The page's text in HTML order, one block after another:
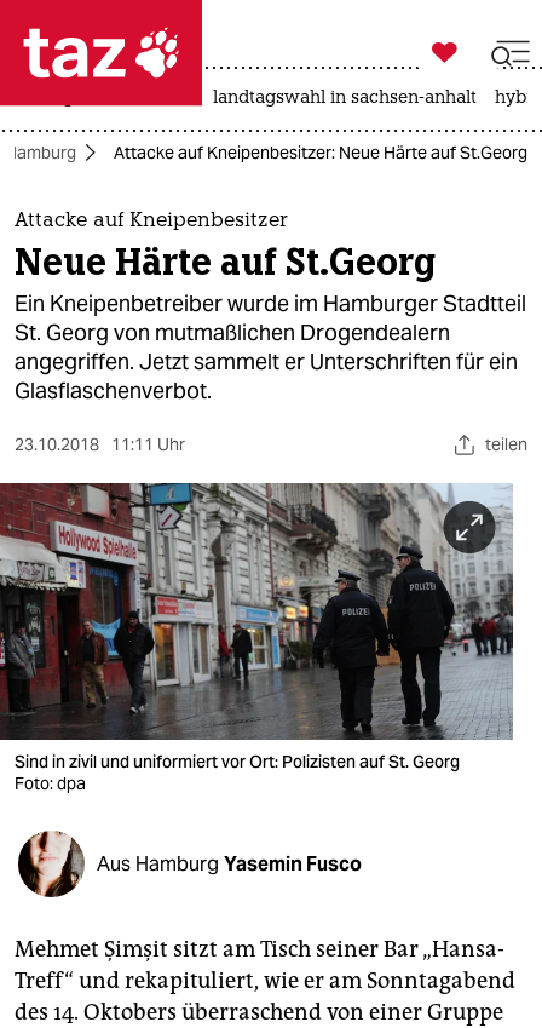
 taz zahl ich
taz zahl ich
themen
politik
öko
gesellschaft
kultur
sport
berlin
nord
wahrheit
verlag
verlag
shop
fragen & hilfe
unterstützen
abo

taz zahl ich
landtagswahl in sachsen-anhalt
Hamburg Attacke auf Kneipenbesitzer: Neue Härte auf St.Georg
Attacke auf Kneipenbesitzer
Neue Härte auf St.Georg
Ein Kneipenbetreiber wurde im Hamburger Stadtteil
St. Georg von mutmaßlichen Drogendealern
angegriffen. Jetzt sammelt er Unterschriften für ein
Glasflaschenverbot.
23.10.2018 11:11 Uhr teilen
Sind in zivil und uniformiert vor Ort: Polizisten auf St. Georg
Foto: dpa
Aus Hamburg Yasemin Fusco
Mehmet Şimşit sitzt am Tisch seiner Bar „Hansa-
Treff“ und rekapituliert, wie er am Sonntagabend
des 14. Oktobers überraschend von einer Gruppe